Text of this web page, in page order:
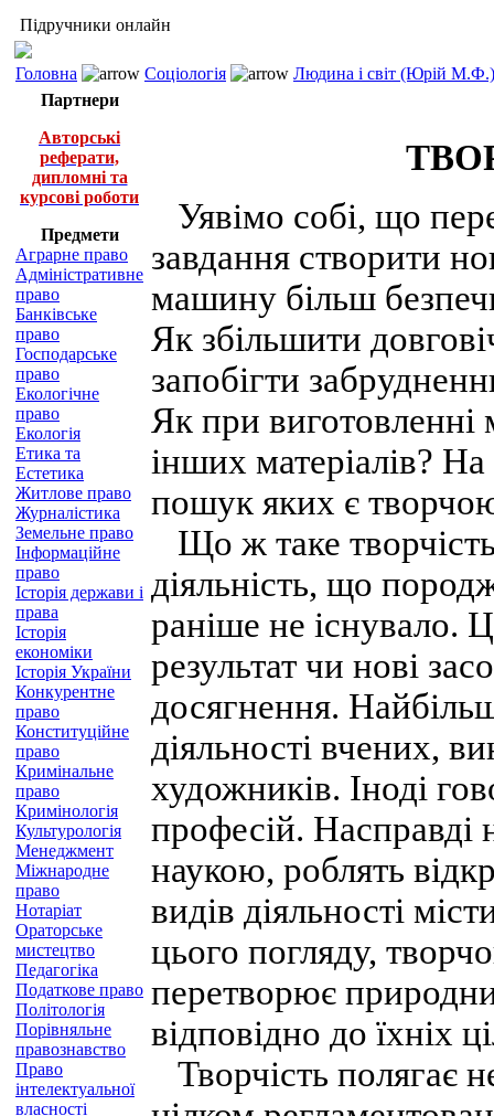
Підручники онлайн
Головна Соціологія
Людина і світ (Юрій М.Ф.)
Партнери
Авторські
реферати,
дипломні та
курсові роботи
Предмети
Аграрне право
Адміністративне
право
Банківське
право
Господарське
право
Екологічне
право
Екологія
Етика та
Естетика
Житлове право
Журналістика
Земельне право
Інформаційне
право
Історія держави і
права
Історія
економіки
Історія України
Конкурентне
право
Конституційне
право
Кримінальне
право
Кримінологія
Культурологія
Менеджмент
Міжнародне
право
Нотаріат
Ораторське
мистецтво
Педагогіка
Податкове право
Політологія
Порівняльне
правознавство
Право
інтелектуальної
власності
Уявімо собі, що
завдання створити
машину більш
Як збільшити
запобігти
Як при виготовленні
інших матеріалів? На
пошук яких є
Що ж таке
діяльність, що
раніше не існувало.
результат чи нові
досягнення.
діяльності вчених,
художників. Іноді
професій. Насправді
наукою, роблять
видів діяльності
цього погляду,
перетворює
відповідно до їхніх
Творчість полягає